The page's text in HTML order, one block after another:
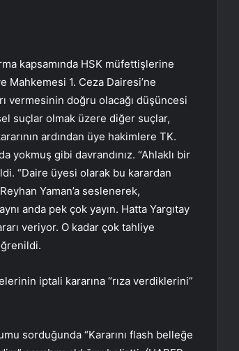
kapsamında HSK müfettişlerine
Mahkemesi 1. Ceza Dairesi’ne
vermesinin doğru olacağı düşüncesi
suçlar olmak üzere diğer suçlar,
ardından üye hakimlere TK.
yokmuş gibi davrandınız. “Ahlaklı bir
“Daire üyesi olarak bu karardan
Yaman’a seslenerek,
anda pek çok yayın. Hatta Yargıtay
veriyor. O kadar çok tahliye
iptali kararına “rıza verdiklerini”
sorduğunda “Kararını flash belleğe